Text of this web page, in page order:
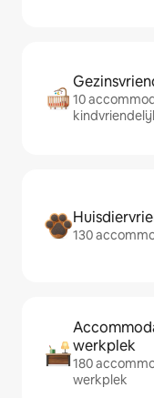
10
130
werkplek
180
werkplek